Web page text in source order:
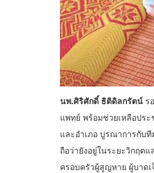
นพ.ศิริศักดิ์ ธิติดิลกรัตน์ ร
แพทย์ พร้อมช่วยเหลือปร
และอำเภอ บูรณาการกับ
ถือว่ายังอยู่ในระยะวิกฤต
ครอบครัวผู้สูญหาย ผู้บาด